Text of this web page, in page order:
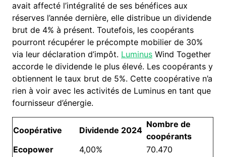
avait affecté l’intégralité de ses bénéfices aux
réserves l’année dernière, elle distribue un dividende
brut de 4% à présent. Toutefois, les coopérants
pourront récupérer le précompte mobilier de 30%
via leur déclaration d’impôt. Luminus Wind Together
accorde le dividende le plus élevé. Les coopérants y
obtiennent le taux brut de 5%. Cette coopérative n’a
rien à voir avec les activités de Luminus en tant que
fournisseur d’énergie.
Coopérative Dividende 2024
Nombre de
coopérants
Ecopower
4,00%
70.470